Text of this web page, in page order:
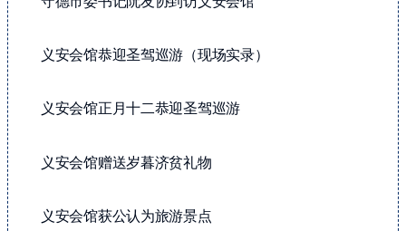
义安会馆恭迎圣驾巡游（现场实录）
义安会馆正月十二恭迎圣驾巡游
义安会馆赠送岁暮济贫礼物
义安会馆获公认为旅游景点